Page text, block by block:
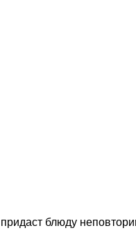
придаст блюду